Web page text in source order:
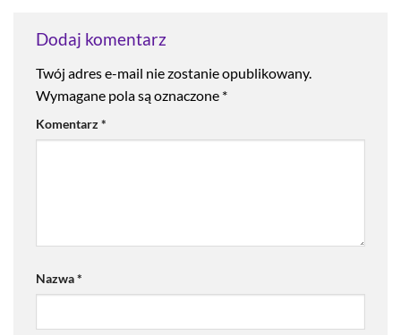
Dodaj komentarz
Twój adres e-mail nie zostanie opublikowany.
Wymagane pola są oznaczone *
Komentarz*
Nazwa*